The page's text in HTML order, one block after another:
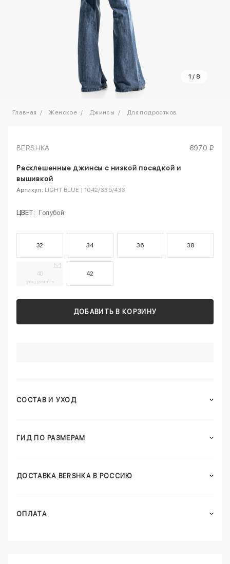
1 / 8
Главная Женское Джинсы Для подростков
BERSHKA 6970 ₽
Расклешенные джинсы с низкой посадкой и
вышивкой
Артикул: LIGHT BLUE | 1042/335/433
ЦВЕТ: Голубой
32 34 36 38
40
уведомить
42
ДОБАВИТЬ В КОРЗИНУ
СОСТАВ И УХОД
ГИД ПО РАЗМЕРАМ
ДОСТАВКА BERSHKA В РОССИЮ
ОПЛАТА